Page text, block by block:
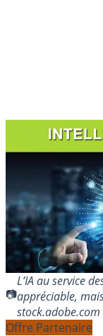
L’IA au service
appréciable,
stock.adobe.com
Offre Partenaire